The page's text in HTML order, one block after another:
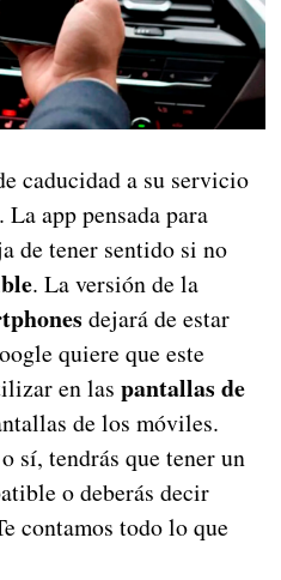
caducidad a su servicio
. La app pensada para
de tener sentido si no
. La versión de la
dejará de estar
quiere que este
en las pantallas de
de los móviles.
sí, tendrás que tener un
o deberás decir
contamos todo lo que